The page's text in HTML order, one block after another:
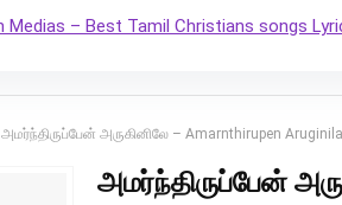
அமர்ந்திருப்பேன் அருகினிலே – Amarnthirupen
அமர்ந்திருப்பேன்